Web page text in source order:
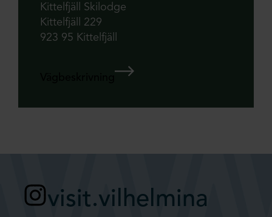
Kittelfjäll Skilodge
Kittelfjäll 229
923 95 Kittelfjäll
visit.vilhelmina